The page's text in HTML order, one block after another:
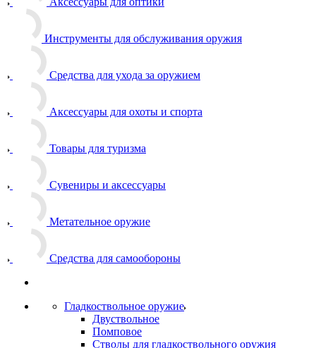
Инструменты для обслуживания оружия
Средства для ухода за оружием
Аксессуары для охоты и спорта
Товары для туризма
Сувениры и аксессуары
Метательное оружие
Средства для самообороны
Гладкоствольное оружие
Двуствольное
Помповое
Стволы для гладкоствольного оружия